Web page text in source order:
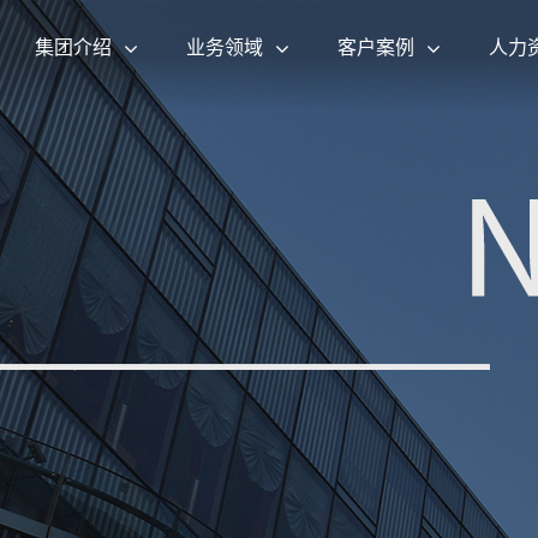
集团介绍 业务领域 客户案例 人力